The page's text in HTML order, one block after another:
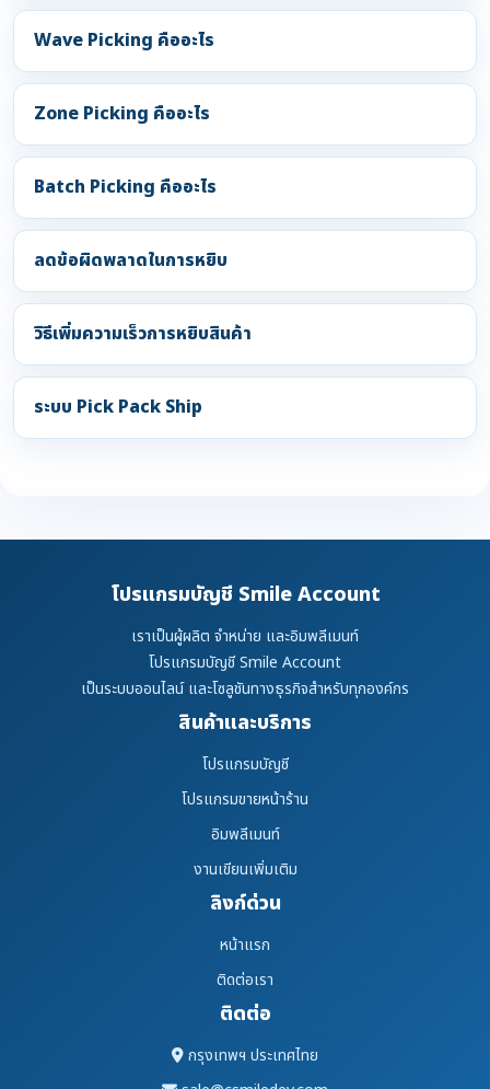
Wave Picking คืออะไร
Zone Picking คืออะไร
Batch Picking คืออะไร
ลดข้อผิดพลาดในการหยิบ
วิธีเพิ่มความเร็วการหยิบสินค้า
ระบบ Pick Pack Ship
โปรแกรมบัญชี Smile Account
เราเป็นผู้ผลิต จำหน่าย และอิมพลีเมนท์
โปรแกรมบัญชี Smile Account
เป็นระบบออนไลน์ และโซลูชันทางธุรกิจสำหรับทุกองค์กร
สินค้าและบริการ
โปรแกรมบัญชี
โปรแกรมขายหน้าร้าน
อิมพลีเมนท์
งานเขียนเพิ่มเติม
ลิงก์ด่วน
หน้าแรก
ติดต่อเรา
ติดต่อ
กรุงเทพฯ ประเทศไทย